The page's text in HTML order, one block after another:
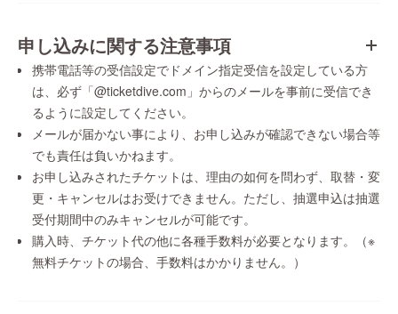
申し込みに関する注意事項
携帯電話等の受信設定でドメイン指定受信を設定している方
は、必ず「@ticketdive.com」からのメールを事前に受信でき
るように設定してください。
メールが届かない事により、お申し込みが確認できない場合等
でも責任は負いかねます。
お申し込みされたチケットは、理由の如何を問わず、取替・変
更・キャンセルはお受けできません。ただし、抽選申込は抽選
受付期間中のみキャンセルが可能です。
購入時、チケット代の他に各種手数料が必要となります。（※
無料チケットの場合、手数料はかかりません。）